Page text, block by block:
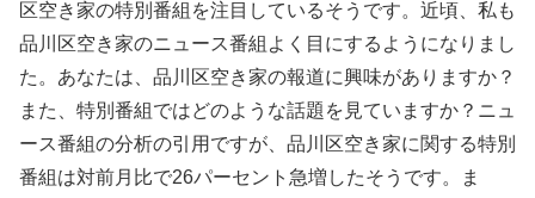
区空き家の特別番組を注目しているそうです。近頃、私も
品川区空き家のニュース番組よく目にするようになりまし
た。あなたは、品川区空き家の報道に興味がありますか？
また、特別番組ではどのような話題を見ていますか？ニュ
ース番組の分析の引用ですが、品川区空き家に関する特別
番組は対前月比で26パーセント急増したそうです。ま